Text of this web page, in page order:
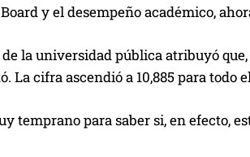
y el desempeño académico,
la universidad pública atribuyó
cifra ascendió a 10,885 para todo
temprano para saber si, en efecto,